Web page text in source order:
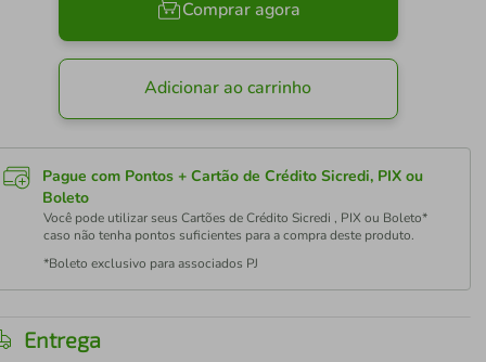
Comprar agora
Adicionar ao carrinho
Pague com Pontos + Cartão de Crédito Sicredi, PIX ou
Boleto
Você pode utilizar seus Cartões de Crédito Sicredi , PIX ou Boleto*
caso não tenha pontos suficientes para a compra deste produto.
*Boleto exclusivo para associados PJ
Entrega